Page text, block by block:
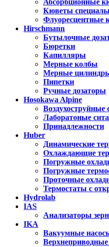
Абсорбционные
Кюветы
Флуоресцентные
Hirschmann
Бутылочные
Бюретки
Капилляры
Мерные колбы
Мерные
Пипетки
Ручные дозаторы
Hosokawa Alpine
Лаборатоные сита
Принадлежности
Huber
Динамические
Охлаждающие
Погружные
Погружные
Проточные
Термостаты с
Hydrolab
IAS
Анализаторы
IKA
Вакуумные